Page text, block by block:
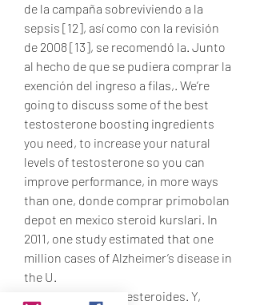
de la campaña sobreviviendo a la
sepsis [12], así como con la revisión
de 2008 [13], se recomendó la. Junto
al hecho de que se pudiera comprar la
exención del ingreso a filas,. We’re
going to discuss some of the best
testosterone boosting ingredients
you need, to increase your natural
levels of testosterone so you can
improve performance, in more ways
than one, donde comprar primobolan
depot en mexico steroid kurslari. In
2011, one study estimated that one
million cases of Alzheimer’s disease in
the U.
On behalf of super esteroides. Y,